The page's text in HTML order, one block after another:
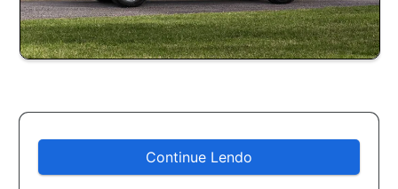
Continue Lendo